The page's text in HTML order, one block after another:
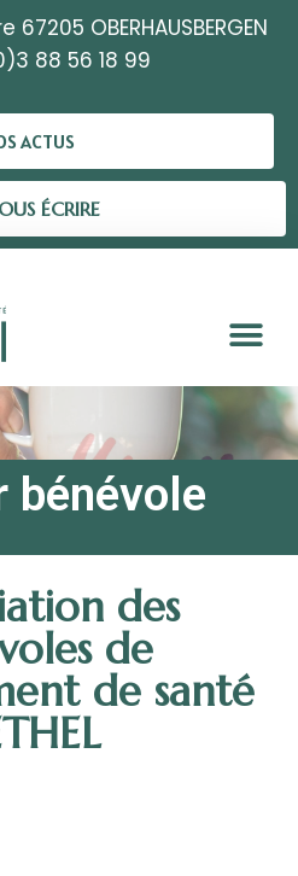
OBERHAUSBERGEN
88 56 18 99
ACTUS
ÉCRIRE
bénévole
des
de
de santé